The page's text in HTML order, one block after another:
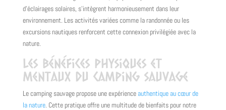
d’éclairages solaires, s’intègrent harmonieusement dans leur
environnement. Les activités variées comme la randonnée ou les
excursions nautiques renforcent cette connexion privilégiée avec la
nature.
Les bénéfices physiques et
mentaux du camping sauvage
Le camping sauvage propose une expérience authentique au cœur de
la nature. Cette pratique offre une multitude de bienfaits pour notre